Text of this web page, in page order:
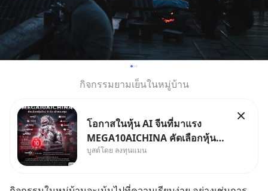
กิจกรรมยามเย็นในหมู่บ้าน
โอกาสในหุ้น AI จีนที่มาแรง
MEGA10AICHINA คัดเลือกหุ้น
ใหม่ 9 ตัว เข้ากองทุน.. ครอบคลุม
3 - 19 ส.ค. 69 มีโปรโมชัน ลด
บูสต์โดย ลงทุนแมน